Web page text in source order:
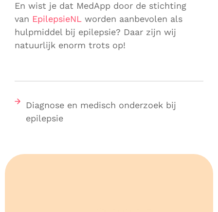
En wist je dat MedApp door de stichting
van EpilepsieNL worden aanbevolen als
hulpmiddel bij epilepsie? Daar zijn wij
natuurlijk enorm trots op!
Diagnose en medisch onderzoek bij
epilepsie